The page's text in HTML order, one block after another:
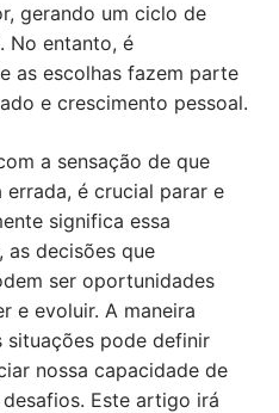
gerando um ciclo de
No entanto, é
as escolhas fazem parte
e crescimento pessoal.
a sensação de que
é crucial parar e
significa essa
as decisões que
ser oportunidades
e evoluir. A maneira
situações pode definir
nossa capacidade de
Este artigo irá